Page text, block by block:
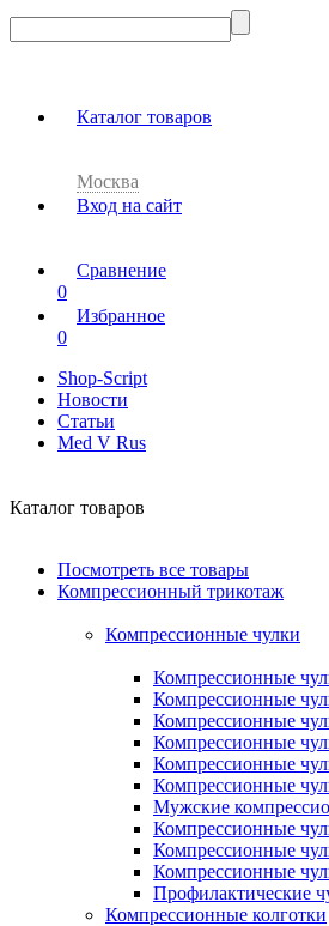
Каталог товаров
Москва
Вход на сайт
Сравнение
0
Избранное
0
Shop-Script
Новости
Статьи
Med V Rus
Каталог товаров
Посмотреть все товары
Компрессионный трикотаж
Компрессионные чулки
Компрессионные
Компрессионные
Компрессионные
Компрессионные
Компрессионные
Компрессионные
Мужские
Компрессионные
Компрессионные
Компрессионные
Профилактические
Компрессионные колготки